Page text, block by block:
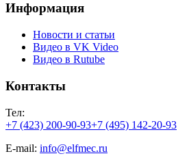
Информация
Новости и статьи
Видео в VK Video
Видео в Rutube
Контакты
Тел:
+7 (423) 200-90-93+7 (495) 142-20-93
E-mail: info@elfmec.ru